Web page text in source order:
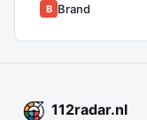
B Brand
112radar.nl